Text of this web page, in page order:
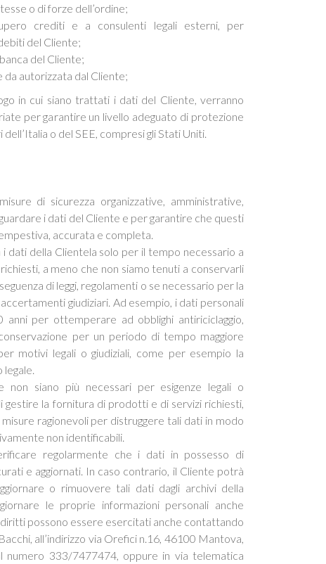
o di forze dell’ordine;
crediti e a consulenti legali esterni, per
del Cliente;
del Cliente;
da autorizzata dal Cliente;
in cui siano trattati i dati del Cliente, verranno
per garantire un livello adeguato di protezione
o del SEE, compresi gli Stati Uniti.
di sicurezza organizzative, amministrative,
i dati del Cliente e per garantire che questi
accurata e completa.
dati della Clientela solo per il tempo necessario a
a meno che non siamo tenuti a conservarli
di leggi, regolamenti o se necessario per la
giudiziari. Ad esempio, i dati personali
per ottemperare ad obblighi antiriciclaggio,
per un periodo di tempo maggiore
motivi legali o giudiziali, come per esempio la
non siano più necessari per esigenze legali o
gestire la fornitura di prodotti e di servizi richiesti,
ragionevoli per distruggere tali dati in modo
non identificabili.
regolarmente che i dati in possesso di
e aggiornati. In caso contrario, il Cliente potrà
o rimuovere tali dati dagli archivi della
le proprie informazioni personali anche
possono essere esercitati anche contattando
all’indirizzo via Orefici n.16, 46100 Mantova,
numero 333/7477474, oppure in via telematica